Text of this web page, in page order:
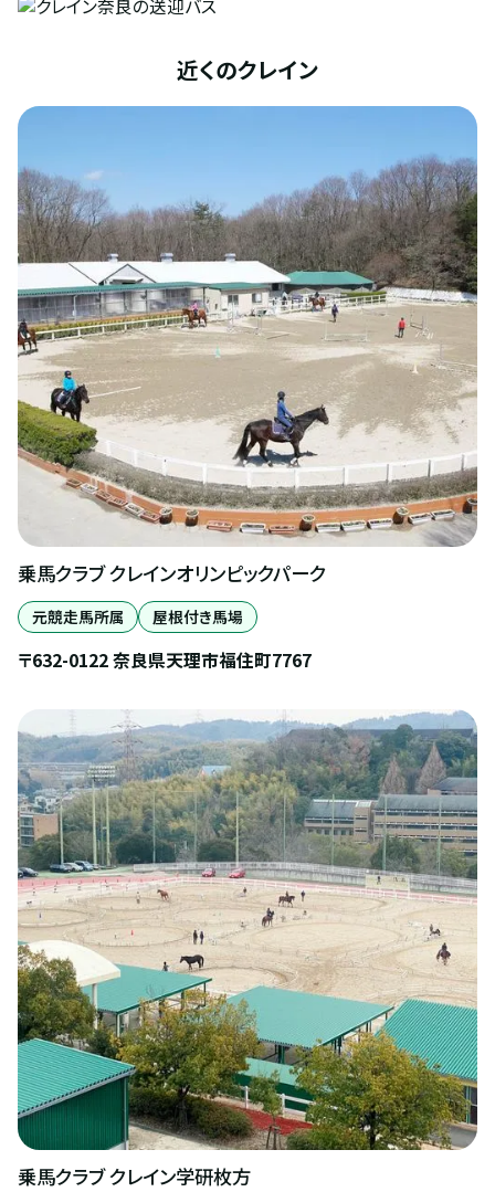
近くのクレイン
乗馬クラブ クレインオリンピックパーク
元競走馬所属 屋根付き馬場
〒632-0122 奈良県天理市福住町7767
乗馬クラブ クレイン学研枚方